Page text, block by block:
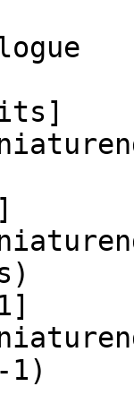
1)